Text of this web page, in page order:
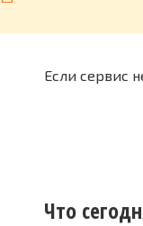
Если сервис
Что